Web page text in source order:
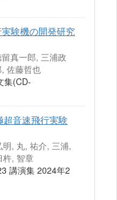
験機の開発研究
真一郎, 三浦政
佐藤哲也
集(CD-
⾳速⾶⾏実験
, 丸, 祐介, 三浦,
杵, 智章
講演集 2024年2